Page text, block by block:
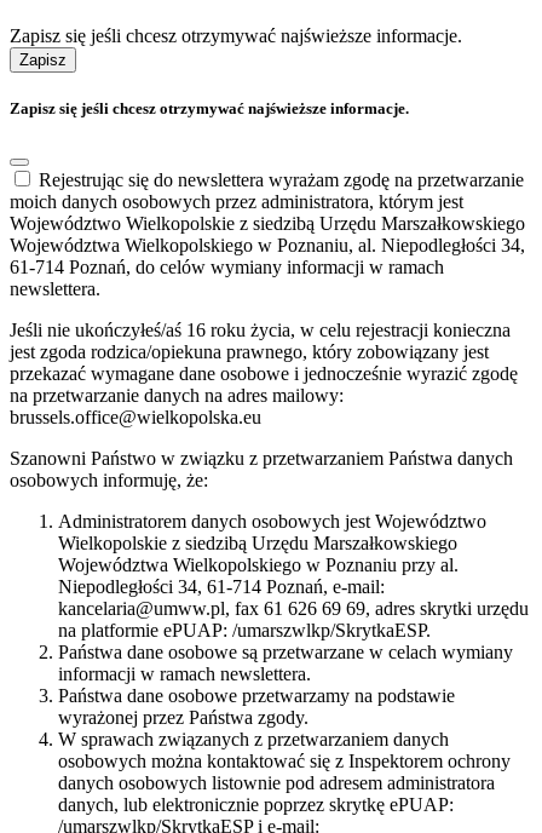
Zapisz się jeśli chcesz otrzymywać najświeższe informacje.
Zapisz
Zapisz się jeśli chcesz otrzymywać najświeższe informacje.
Rejestrując się do newslettera wyrażam zgodę na przetwarzanie
moich danych osobowych przez administratora, którym jest
Województwo Wielkopolskie z siedzibą Urzędu Marszałkowskiego
Województwa Wielkopolskiego w Poznaniu, al. Niepodległości 34,
61-714 Poznań, do celów wymiany informacji w ramach
newslettera.
Jeśli nie ukończyłeś/aś 16 roku życia, w celu rejestracji konieczna
jest zgoda rodzica/opiekuna prawnego, który zobowiązany jest
przekazać wymagane dane osobowe i jednocześnie wyrazić zgodę
na przetwarzanie danych na adres mailowy:
brussels.office@wielkopolska.eu
Szanowni Państwo w związku z przetwarzaniem Państwa danych
osobowych informuję, że:
Administratorem danych osobowych jest Województwo
Wielkopolskie z siedzibą Urzędu Marszałkowskiego
Województwa Wielkopolskiego w Poznaniu przy al.
Niepodległości 34, 61-714 Poznań, e-mail:
kancelaria@umww.pl, fax 61 626 69 69, adres skrytki urzędu
na platformie ePUAP: /umarszwlkp/SkrytkaESP.
Państwa dane osobowe są przetwarzane w celach wymiany
informacji w ramach newslettera.
Państwa dane osobowe przetwarzamy na podstawie
wyrażonej przez Państwa zgody.
W sprawach związanych z przetwarzaniem danych
osobowych można kontaktować się z Inspektorem ochrony
danych osobowych listownie pod adresem administratora
danych, lub elektronicznie poprzez skrytkę ePUAP:
/umarszwlkp/SkrytkaESP i e-mail: